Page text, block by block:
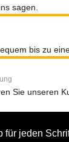
sagen.
bis zu
Sie unseren
für jeden